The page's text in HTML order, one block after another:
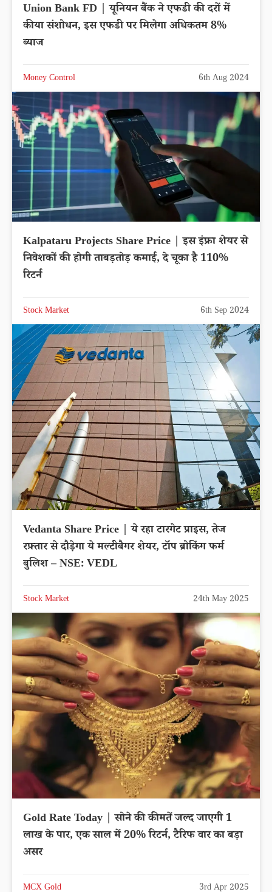
Union Bank FD | यूनियन बैंक ने एफडी की दरों में
कीया संशोधन, इस एफडी पर मिलेगा अधिकतम 8%
ब्याज
Money Control 6th Aug 2024
Kalpataru Projects Share Price | इस इंफ्रा शेयर से
निवेशकों की होगी ताबड़तोड़ कमाई, दे चूका है 110%
रिटर्न
Stock Market 6th Sep 2024
Vedanta Share Price | ये रहा टारगेट प्राइस, तेज
रफ़्तार से दौड़ेगा ये मल्टीबैगर शेयर, टॉप ब्रोकिंग फर्म
बुलिश – NSE: VEDL
Stock Market 24th May 2025
Gold Rate Today | सोने की कीमतें जल्द जाएगी 1
लाख के पार, एक साल में 20% रिटर्न, टैरिफ वार का बड़ा
असर
MCX Gold 3rd Apr 2025